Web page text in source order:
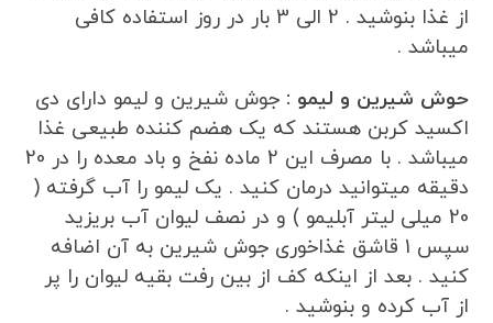
از غذا بنوشید . 2 الی 3 بار در روز استفاده کافی
میباشد .
حوش شیرین و لیمو : جوش شیرین و لیمو دارای دی
اکسید کربن هستند که یک هضم کننده طبیعی غذا
میباشد . با مصرف این 2 ماده نفخ و باد معده را در 20
دقیقه میتوانید درمان کنید . یک لیمو را آب گرفته (
20 میلی لیتر آبلیمو ) و در نصف لیوان آب بریزید
سپس 1 قاشق غذاخوری جوش شیرین به آن اضافه
کنید . بعد از اینکه کف از بین رفت بقیه لیوان را پر
از آب کرده و بنوشید .